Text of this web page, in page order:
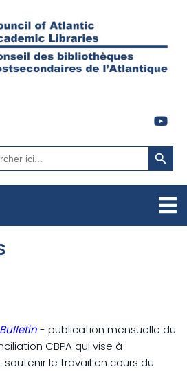
Search Button
- publication mensuelle du
CBPA qui vise à
le travail en cours du